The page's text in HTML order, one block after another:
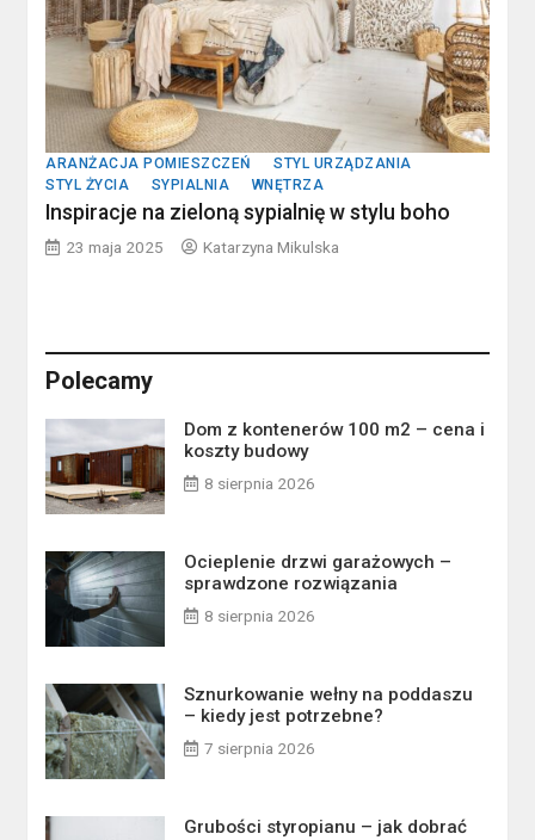
ARANŻACJA POMIESZCZEŃ
STYL URZĄDZANIA
STYL ŻYCIA
SYPIALNIA WNĘTRZA
Inspiracje na zieloną sypialnię w stylu boho
23 maja 2025 Katarzyna Mikulska
Polecamy
Dom z kontenerów 100 m2 – cena i
koszty budowy
8 sierpnia 2026
Ocieplenie drzwi garażowych –
sprawdzone rozwiązania
8 sierpnia 2026
Sznurkowanie wełny na poddaszu
– kiedy jest potrzebne?
7 sierpnia 2026
Grubości styropianu – jak dobrać